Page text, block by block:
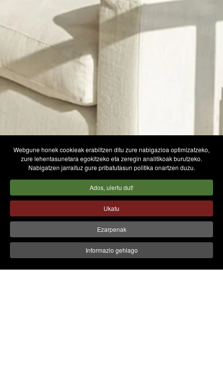
Webgune honek cookieak erabiltzen ditu zure nabigazioa optimizatzeko,
zure lehentasunetara egokitzeko eta zeregin analitikoak burutzeko.
Nabigatzen jarraituz gure pribatutasun politika onartzen duzu.
Ados, ulertu dut!
Ukatu
Ezarpenak
Informazio gehiago